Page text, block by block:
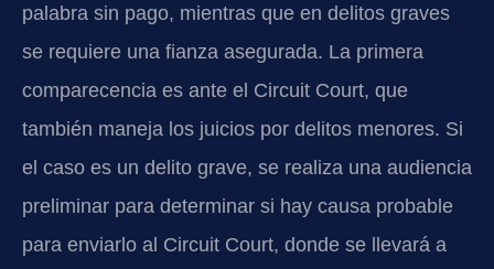
palabra sin pago, mientras que en delitos graves
se requiere una fianza asegurada. La primera
comparecencia es ante el Circuit Court, que
también maneja los juicios por delitos menores. Si
el caso es un delito grave, se realiza una audiencia
preliminar para determinar si hay causa probable
para enviarlo al Circuit Court, donde se llevará a